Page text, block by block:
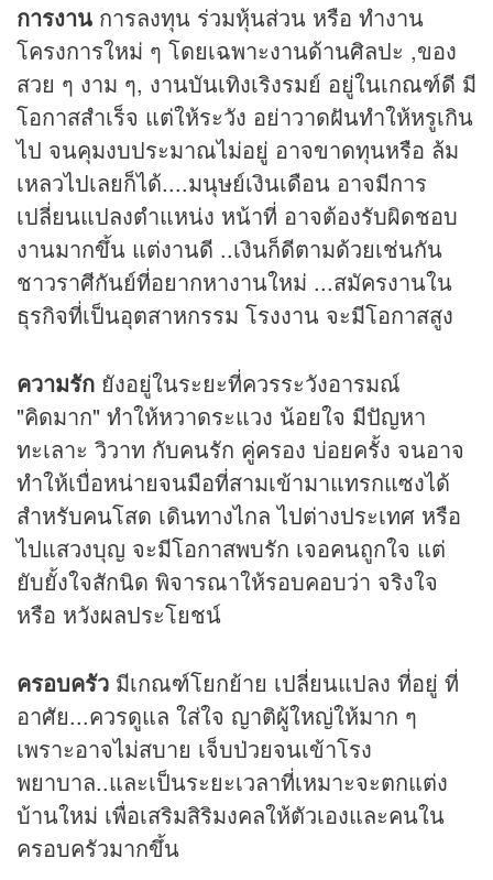
การงาน การลงทุน ร่วมหุ้นส่วน หรือ ทำงาน
โครงการใหม่ ๆ โดยเฉพาะงานด้านศิลปะ ,ของ
สวย ๆ งาม ๆ, งานบันเทิงเริงรมย์ อยู่ในเกณฑ์ดี มี
โอกาสสำเร็จ แต่ให้ระวัง อย่าวาดฝันทำให้หรูเกิน
ไป จนคุมงบประมาณไม่อยู่ อาจขาดทุนหรือ ล้ม
เหลวไปเลยก็ได้....มนุษย์เงินเดือน อาจมีการ
เปลี่ยนแปลงตำแหน่ง หน้าที่ อาจต้องรับผิดชอบ
งานมากขึ้น แต่งานดี ..เงินก็ดีตามด้วยเช่นกัน
ชาวราศีกันย์ที่อยากหางานใหม่ ...สมัครงานใน
ธุรกิจที่เป็นอุตสาหกรรม โรงงาน จะมีโอกาสสูง
ความรัก ยังอยู่ในระยะที่ควรระวังอารมณ์
"คิดมาก" ทำให้หวาดระแวง น้อยใจ มีปัญหา
ทะเลาะ วิวาท กับคนรัก คู่ครอง บ่อยครั้ง จนอาจ
ทำให้เบื่อหน่ายจนมือที่สามเข้ามาแทรกแซงได้
สำหรับคนโสด เดินทางไกล ไปต่างประเทศ หรือ
ไปแสวงบุญ จะมีโอกาสพบรัก เจอคนถูกใจ แต่
ยับยั้งใจสักนิด พิจารณาให้รอบคอบว่า จริงใจ
หรือ หวังผลประโยชน์
ครอบครัว มีเกณฑ์โยกย้าย เปลี่ยนแปลง ที่อยู่ ที่
อาศัย...ควรดูแล ใส่ใจ ญาติผู้ใหญ่ให้มาก ๆ
เพราะอาจไม่สบาย เจ็บป่วยจนเข้าโรง
พยาบาล..และเป็นระยะเวลาที่เหมาะจะตกแต่ง
บ้านใหม่ เพื่อเสริมสิริมงคลให้ตัวเองและคนใน
ครอบครัวมากขึ้น